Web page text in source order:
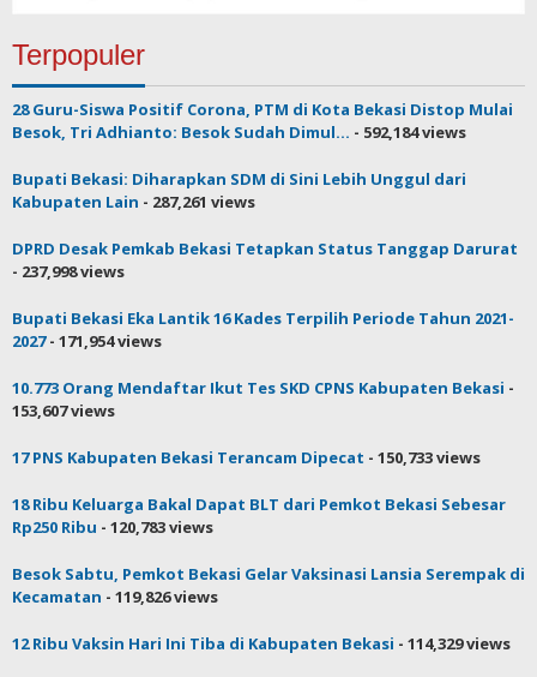
Terpopuler
28 Guru-Siswa Positif Corona, PTM di Kota Bekasi Distop Mulai
Besok, Tri Adhianto: Besok Sudah Dimul... - 592,184 views
Bupati Bekasi: Diharapkan SDM di Sini Lebih Unggul dari
Kabupaten Lain - 287,261 views
DPRD Desak Pemkab Bekasi Tetapkan Status Tanggap Darurat
- 237,998 views
Bupati Bekasi Eka Lantik 16 Kades Terpilih Periode Tahun 2021-
2027- 171,954 views
10.773 Orang Mendaftar Ikut Tes SKD CPNS Kabupaten Bekasi -
153,607 views
17 PNS Kabupaten Bekasi Terancam Dipecat - 150,733 views
18 Ribu Keluarga Bakal Dapat BLT dari Pemkot Bekasi Sebesar
Rp250 Ribu - 120,783 views
Besok Sabtu, Pemkot Bekasi Gelar Vaksinasi Lansia Serempak di
Kecamatan - 119,826 views
12 Ribu Vaksin Hari Ini Tiba di Kabupaten Bekasi - 114,329 views